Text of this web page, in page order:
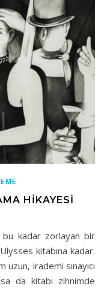
HIKAYESI
kitabına kadar.
irademi sınayıcı
da kitabı zihnimde